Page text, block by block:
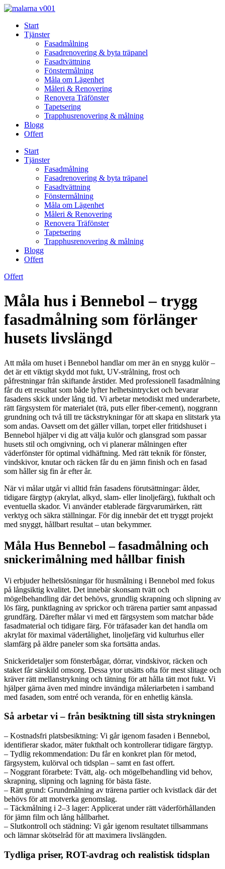
Skip
contentStart
Tjänster
Fasadmålning
Fasadrenovering & byta träpanel
Fasadtvättning
Fönstermålning
Måla om Lägenhet
Måleri & Renovering
Renovera Träfönster
Tapetsering
Trapphusrenovering & målning
Blogg
Offert
Start
Tjänster
Fasadmålning
Fasadrenovering & byta träpanel
Fasadtvättning
Fönstermålning
Måla om Lägenhet
Måleri & Renovering
Renovera Träfönster
Tapetsering
Trapphusrenovering & målning
Blogg
Offert
Offert
Måla hus i Bennebol – trygg
fasadmålning som förlänger
husets livslängd
Att måla om huset i Bennebol handlar om mer än en snygg kulör –
det är ett viktigt skydd mot fukt, UV-strålning, frost och
påfrestningar från skiftande årstider. Med professionell fasadmålning
får du ett resultat som både lyfter helhetsintrycket och bevarar
fasadens skick under lång tid. Vi arbetar metodiskt med underarbete,
rätt färgsystem för materialet (trä, puts eller fiber-cement), noggrann
grundning och två till tre täckstrykningar för att skapa en slitstark yta
som andas. Oavsett om det gäller villan, torpet eller fritidshuset i
Bennebol hjälper vi dig att välja kulör och glansgrad som passar
husets stil och omgivning, och vi planerar målningen efter
väderfönster för optimal vidhäftning. Med rätt teknik för fönster,
vindskivor, knutar och räcken får du en jämn finish och en fasad
som håller sig fin år efter år.
När vi målar utgår vi alltid från fasadens förutsättningar: ålder,
tidigare färgtyp (akrylat, alkyd, slam- eller linoljefärg), fukthalt och
eventuella skador. Vi använder etablerade färgvarumärken, rätt
verktyg och säkra ställningar. För dig innebär det ett tryggt projekt
med snyggt, hållbart resultat – utan bekymmer.
Måla Hus Bennebol – fasadmålning och
snickerimålning med hållbar finish
Vi erbjuder helhetslösningar för husmålning i Bennebol med fokus
på långsiktig kvalitet. Det innebär skonsam tvätt och
mögelbehandling där det behövs, grundlig skrapning och slipning av
lös färg, punktlagning av sprickor och trärena partier samt anpassad
grundfärg. Därefter målar vi med ett färgsystem som matchar både
fasadmaterial och tidigare färg. För träfasader kan det handla om
akrylat för maximal vädertålighet, linoljefärg vid kulturhus eller
slamfärg på äldre paneler som ska fortsätta andas.
Snickeridetaljer som fönsterbågar, dörrar, vindskivor, räcken och
staket får särskild omsorg. Dessa ytor utsätts ofta för mest slitage och
kräver rätt mellanstrykning och tätning för att hålla tätt mot fukt. Vi
hjälper gärna även med mindre invändiga måleriarbeten i samband
med fasaden, som entré och veranda, för en enhetlig känsla.
Så arbetar vi – från besiktning till sista strykningen
– Kostnadsfri platsbesiktning: Vi går igenom fasaden i Bennebol,
identifierar skador, mäter fukthalt och kontrollerar tidigare färgtyp.
– Tydlig rekommendation: Du får en konkret plan för metod,
färgsystem, kulörval och tidsplan – samt en fast offert.
– Noggrant förarbete: Tvätt, alg- och mögelbehandling vid behov,
skrapning, slipning och lagning för bästa fäste.
– Rätt grund: Grundmålning av trärena partier och kvistlack där det
behövs för att motverka genomslag.
– Täckmålning i 2–3 lager: Applicerat under rätt väderförhållanden
för jämn film och lång hållbarhet.
– Slutkontroll och städning: Vi går igenom resultatet tillsammans
och lämnar skötselråd för att maximera livslängden.
Tydliga priser, ROT-avdrag och realistisk tidsplan